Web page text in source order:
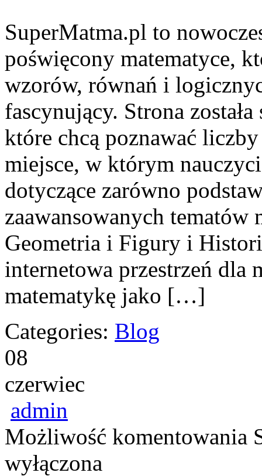
SuperMatma.pl to
poświęcony matematyce,
wzorów, równań i
fascynujący. Strona
które chcą poznawać
miejsce, w którym
dotyczące zarówno
zaawansowanych tematów
Geometria i Figury i
internetowa przestrzeń dla
matematykę jako […]
Categories: Blog
08
czerwiec
admin
Możliwość komentowania
wyłączona